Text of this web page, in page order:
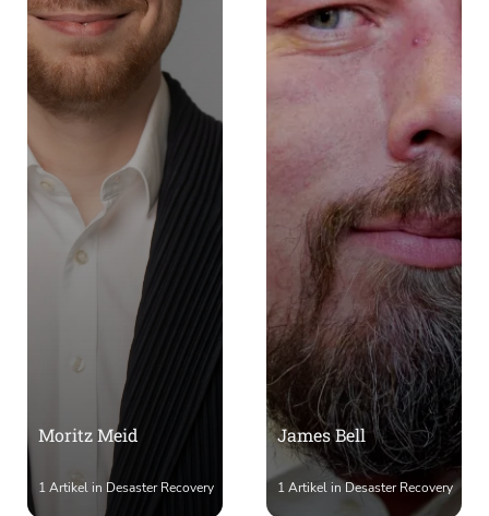
Moritz Meid
1 Artikel in Desaster Recovery
James Bell
1 Artikel in Desaster Recovery